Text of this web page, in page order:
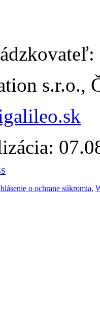
s.r.o.,
o ochrane súkromia,